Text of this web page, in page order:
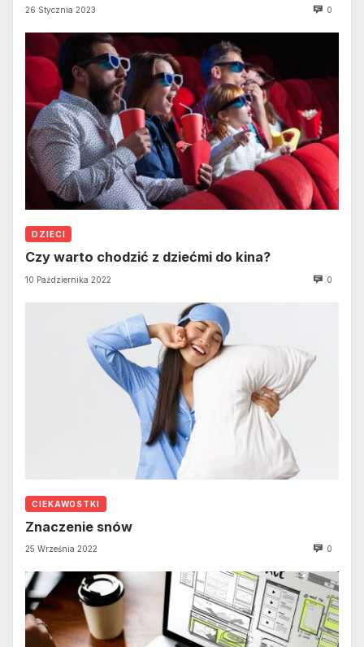
26 Stycznia 2023 0
DZIECI
Czy warto chodzić z dziećmi do kina?
10 Października 2022 0
CIEKAWOSTKI
Znaczenie snów
25 Września 2022 0